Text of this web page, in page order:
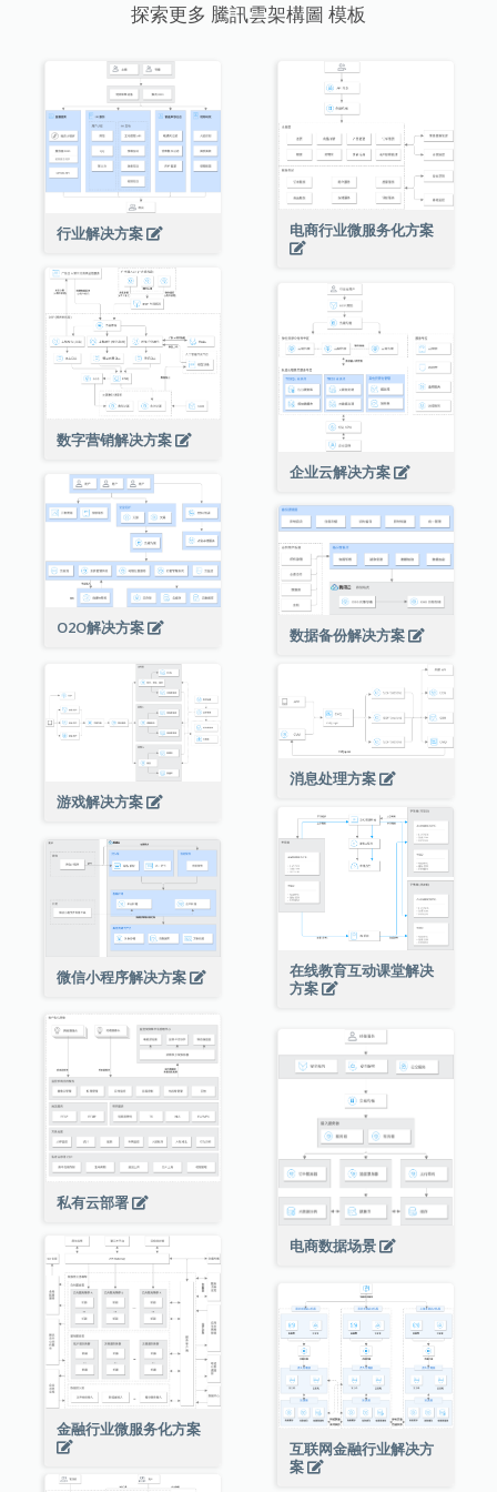
探索更多 騰訊雲架構圖 模板
行业解决方案 电商行业微服务化方案
数字营销解决方案
企业云解决方案
O2O解决方案 数据备份解决方案
游戏解决方案
消息处理方案
在线教育互动课堂解决
方案
微信小程序解决方案
私有云部署
电商数据场景
金融行业微服务化方案
互联网金融行业解决方
案